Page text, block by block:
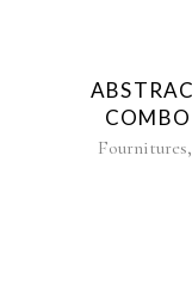
Fournitures,